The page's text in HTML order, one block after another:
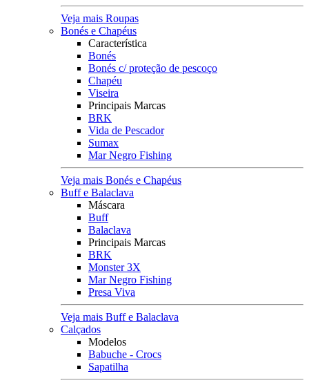
Veja mais Roupas
Bonés e Chapéus
Característica
Bonés
Bonés c/ proteção de pescoço
Chapéu
Viseira
Principais Marcas
BRK
Vida de Pescador
Sumax
Mar Negro Fishing
Veja mais Bonés e Chapéus
Buff e Balaclava
Máscara
Buff
Balaclava
Principais Marcas
BRK
Monster 3X
Mar Negro Fishing
Presa Viva
Veja mais Buff e Balaclava
Calçados
Modelos
Babuche - Crocs
Sapatilha